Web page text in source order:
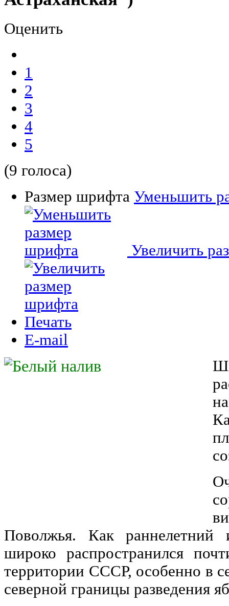
Оценить
1
2
3
4
5
(9 голоса)
Размер шрифта Уменьшить
Увеличить
Печать
E-mail
Поволжья. Как раннелетний
широко распространился
территории СССР, особенно в
северной границы разведения